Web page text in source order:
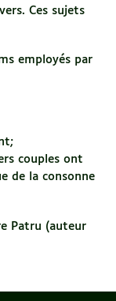
Ces sujets
employés par
couples ont
de la consonne
Patru (auteur